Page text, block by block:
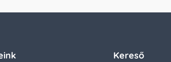
Kereső